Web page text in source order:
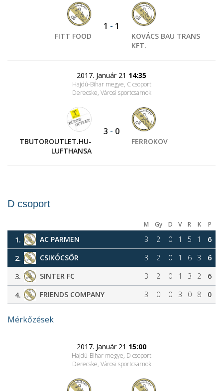
FITT FOOD
1 - 1
KOVÁCS BAU TRANS
KFT.
2017. Január 21 14:35
Hajdú-Bihar megye, C csoport
Derecske, Városi sportcsarnok
TBUTOROUTLET.HU-
LUFTHANSA
3 - 0
FERROKOV
D csoport
M Gy D V R K P
1. AC PARMEN 3 2 0 1 5 1
6
2.
CSIKÓCSŐR 3 2 0 1 6 3
6
3.
SINTER FC 3 2 0 1 3 2
6
4.
FRIENDS COMPANY 3 0 0 3 0 8 0
Mérkőzések
2017. Január 21 15:00
Hajdú-Bihar megye, D csoport
Derecske, Városi sportcsarnok